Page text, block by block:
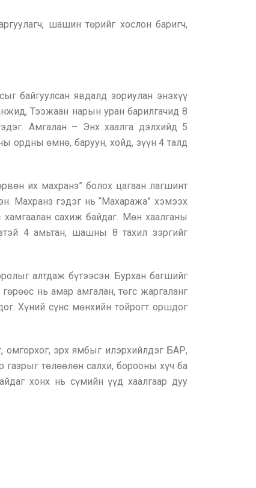
шашин төрийг хослон баригч,
байгуулсан явдалд зориулан энэхүү
Тээжаан нарын уран барилгачид 8
Амгалан – Энх хаалга дэлхийд 5
ордны өмнө, баруун, хойд, зүүн 4 талд
их махранз” болох цагаан лагшинт
Махранз гэдэг нь “Махаража” хэмээх
хамгаалан сахиж байдаг. Мөн хаалганы
4 амьтан, шашны 8 тахил зэргийг
алтдаж бүтээсэн. Бурхан багшийг
нь амар амгалан, төгс жаргаланг
Хүний сүнс мөнхийн тойрогт оршдог
омгорхог, эрх ямбыг илэрхийлдэг БАР,
газрыг төлөөлөн салхи, борооны хүч ба
хонх нь сүмийн үүд хаалгаар дуу